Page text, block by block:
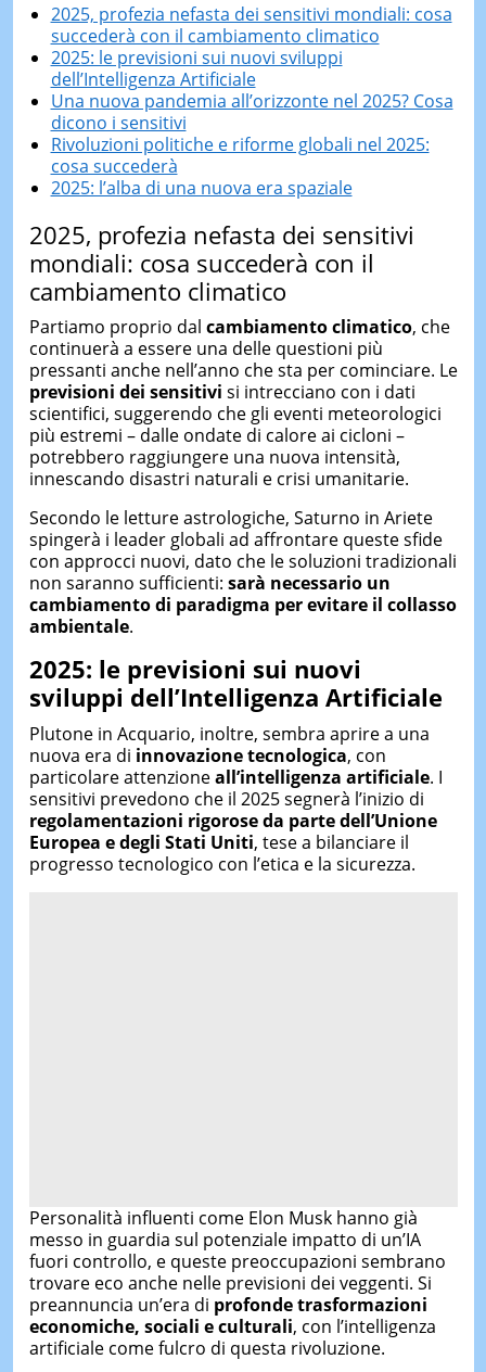
2025, profezia nefasta dei sensitivi mondiali: cosa
succederà con il cambiamento climatico
2025: le previsioni sui nuovi sviluppi
dell’Intelligenza Artificiale
Una nuova pandemia all’orizzonte nel 2025? Cosa
dicono i sensitivi
Rivoluzioni politiche e riforme globali nel 2025:
cosa succederà
2025: l’alba di una nuova era spaziale
2025, profezia nefasta dei sensitivi
mondiali: cosa succederà con il
cambiamento climatico
Partiamo proprio dal cambiamento climatico, che
continuerà a essere una delle questioni più
pressanti anche nell’anno che sta per cominciare. Le
previsioni dei sensitivi si intrecciano con i dati
scientifici, suggerendo che gli eventi meteorologici
più estremi – dalle ondate di calore ai cicloni –
potrebbero raggiungere una nuova intensità,
innescando disastri naturali e crisi umanitarie.
Secondo le letture astrologiche, Saturno in Ariete
spingerà i leader globali ad affrontare queste sfide
con approcci nuovi, dato che le soluzioni tradizionali
non saranno sufficienti: sarà necessario un
cambiamento di paradigma per evitare il collasso
ambientale.
2025: le previsioni sui nuovi
sviluppi dell’Intelligenza Artificiale
Plutone in Acquario, inoltre, sembra aprire a una
nuova era di innovazione tecnologica, con
particolare attenzioneall’intelligenza artificiale. I
sensitivi prevedono che il 2025 segnerà l’inizio di
regolamentazioni rigorose da parte dell’Unione
Europea e degli Stati Uniti, tese a bilanciare il
progresso tecnologico con l’etica e la sicurezza.
Personalità influenti come Elon Musk hanno già
messo in guardia sul potenziale impatto di un’IA
fuori controllo, e queste preoccupazioni sembrano
trovare eco anche nelle previsioni dei veggenti. Si
preannuncia un’era di profonde trasformazioni
economiche, sociali e culturali, con l’intelligenza
artificiale come fulcro di questa rivoluzione.